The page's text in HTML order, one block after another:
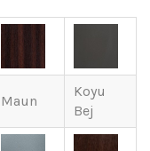
Maun
Koyu
Bej